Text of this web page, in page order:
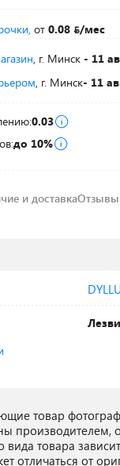
от 0.08
/мес
, г. Минск - 11
, г. Минск- 11
0.03
до 10%
и доставкаОтзывы
DYLLU
товар
производителем,
вида товара
отличаться от